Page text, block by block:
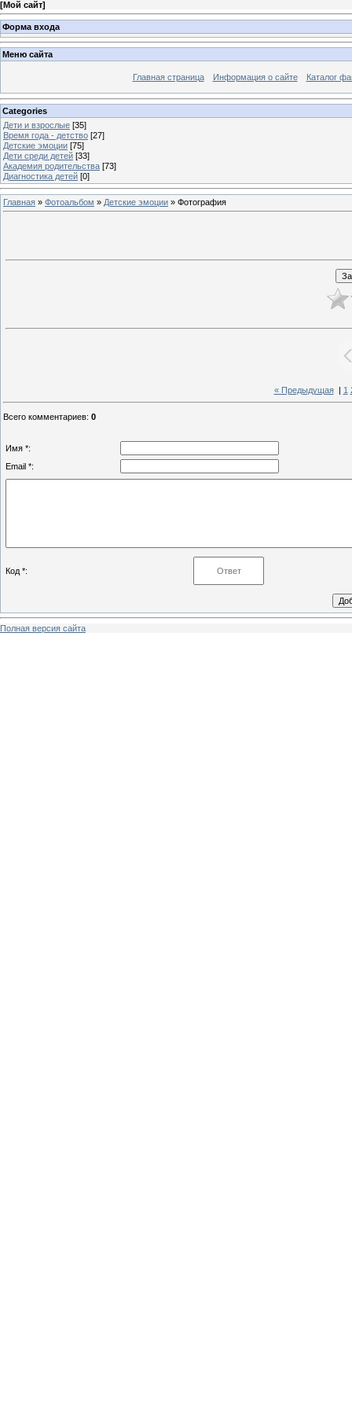
[Мой сайт]
Форма входа
Меню сайта
Главная страница Информация о сайте Каталог
Categories
Дети и взрослые [35]
Время года - детство [27]
Детские эмоции [75]
Дети среди детей [33]
Академия родительства [73]
Диагностика детей [0]
Главная » Фотоальбом » Детские эмоции » Фотография
« Предыдущая| 1
Всего комментариев: 0
Имя *:
Email *:
Код *:
Полная версия сайта